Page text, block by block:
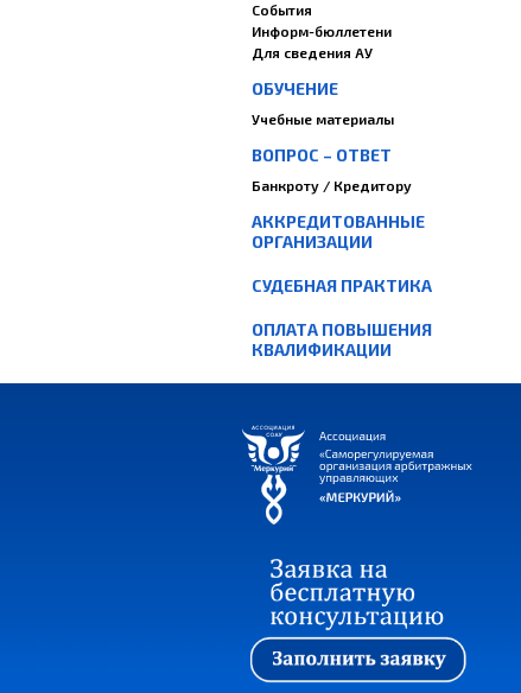
События
Информ-бюллетени
Для сведения АУ
ОБУЧЕНИЕ
Учебные материалы
ВОПРОС – ОТВЕТ
Банкроту / Кредитору
АККРЕДИТОВАННЫЕ
ОРГАНИЗАЦИИ
СУДЕБНАЯ ПРАКТИКА
ОПЛАТА ПОВЫШЕНИЯ
КВАЛИФИКАЦИИ